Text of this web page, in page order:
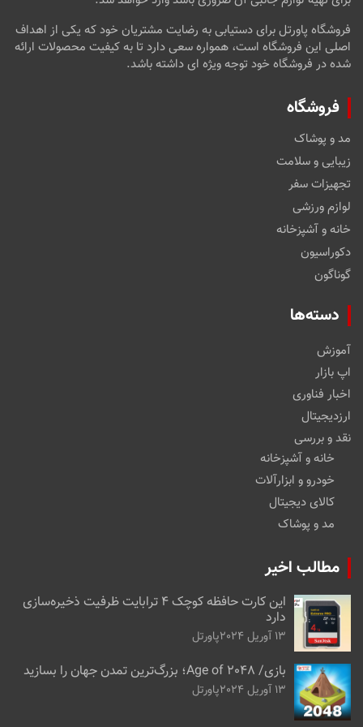
فروشگاه پاورتل برای دستیابی به رضایت مشتریان خود که یکی از اهداف
اصلی این فروشگاه است، همواره سعی دارد تا به کیفیت محصولات ارائه
شده در فروشگاه خود توجه ویژه ای داشته باشد.
فروشگاه
مد و پوشاک
زیبایی و سلامت
تجهیزات سفر
لوازم ورزشی
خانه و آشپزخانه
دکوراسیون
گوناگون
دسته‌ها
آموزش
اپ بازار
اخبار فناوری
ارزدیجیتال
نقد و بررسی
خانه و آشپزخانه
خودرو و ابزارآلات
کالای دیجیتال
مد و پوشاک
مطالب اخیر
این کارت حافظه کوچک ۴ ترابایت ظرفیت ذخیره‌سازی
دارد
13 آوریل 2024 پاورتل
بازی/ Age of 2048؛ بزرگ‌ترین تمدن جهان را بسازید
13 آوریل 2024 پاورتل